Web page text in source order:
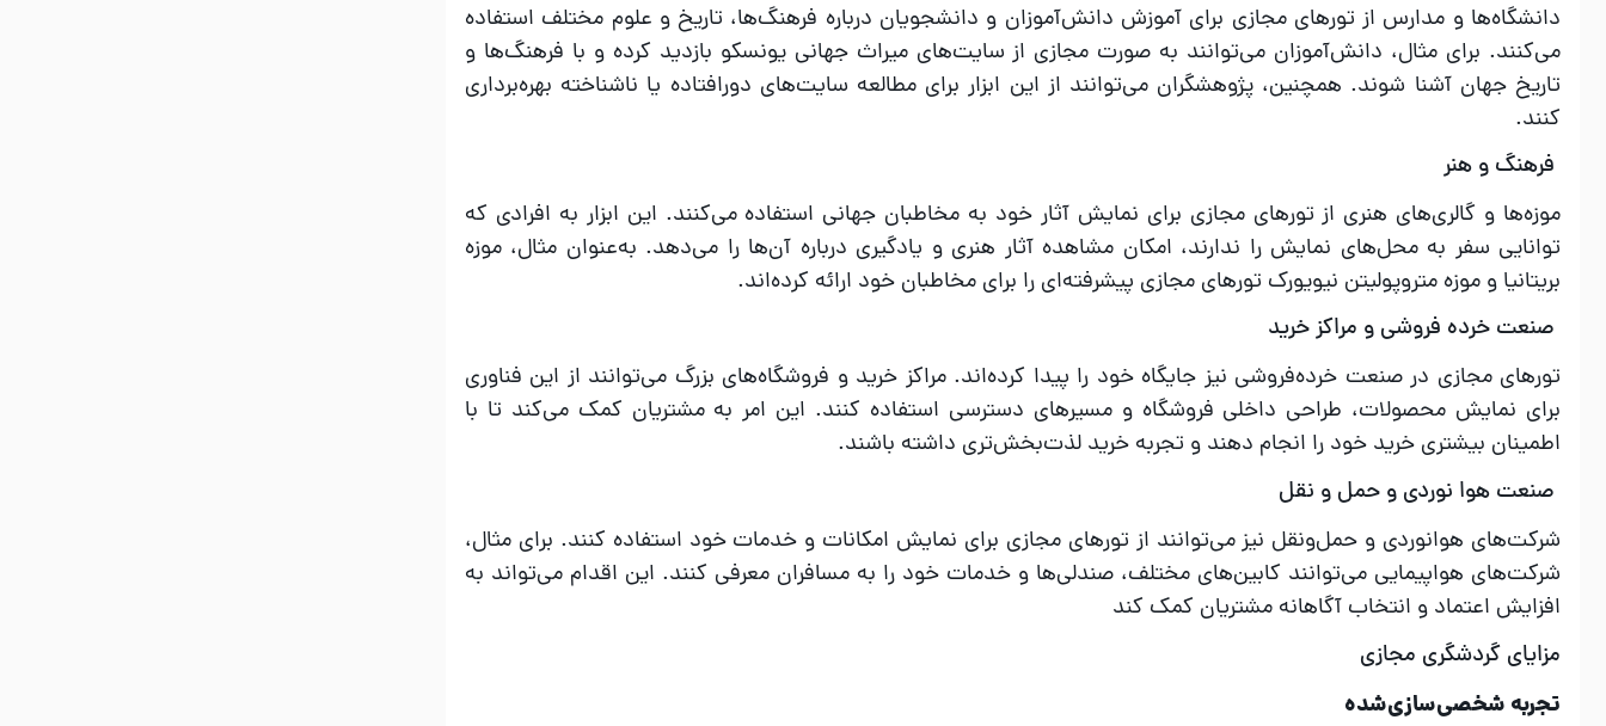
دانشگاه‌ها و مدارس از تورهای مجازی برای آموزش دانش‌آموزان و دانشجویان درباره فرهنگ‌ها، تاریخ و علوم مختلف استفاده
می‌کنند. برای مثال، دانش‌آموزان می‌توانند به صورت مجازی از سایت‌های میراث جهانی یونسکو بازدید کرده و با فرهنگ‌ها و
تاریخ جهان آشنا شوند. همچنین، پژوهشگران می‌توانند از این ابزار برای مطالعه سایت‌های دورافتاده یا ناشناخته بهره‌برداری
کنند.
فرهنگ و هنر
موزه‌ها و گالری‌های هنری از تورهای مجازی برای نمایش آثار خود به مخاطبان جهانی استفاده می‌کنند. این ابزار به افرادی که
توانایی سفر به محل‌های نمایش را ندارند، امکان مشاهده آثار هنری و یادگیری درباره آن‌ها را می‌دهد. به‌عنوان مثال، موزه
بریتانیا و موزه متروپولیتن نیویورک تورهای مجازی پیشرفته‌ای را برای مخاطبان خود ارائه کرده‌اند.
صنعت خرده‌ فروشی و مراکز خرید
تورهای مجازی در صنعت خرده‌فروشی نیز جایگاه خود را پیدا کرده‌اند. مراکز خرید و فروشگاه‌های بزرگ می‌توانند از این فناوری
برای نمایش محصولات، طراحی داخلی فروشگاه و مسیرهای دسترسی استفاده کنند. این امر به مشتریان کمک می‌کند تا با
اطمینان بیشتری خرید خود را انجام دهند و تجربه خرید لذت‌بخش‌تری داشته باشند.
صنعت هوا نوردی و حمل‌ و نقل
شرکت‌های هوانوردی و حمل‌ونقل نیز می‌توانند از تورهای مجازی برای نمایش امکانات و خدمات خود استفاده کنند. برای مثال،
شرکت‌های هواپیمایی می‌توانند کابین‌های مختلف، صندلی‌ها و خدمات خود را به مسافران معرفی کنند. این اقدام می‌تواند به
افزایش اعتماد و انتخاب آگاهانه مشتریان کمک کند
مزایای گردشگری مجازی
تجربه شخصی‌سازی‌شده